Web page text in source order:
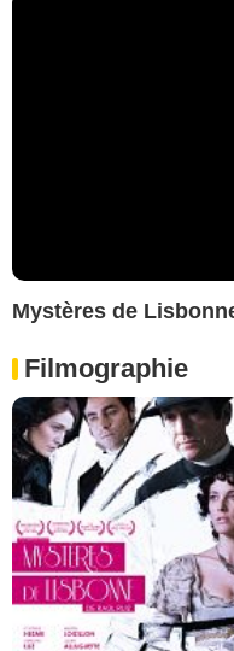
Mystères de
Filmographie